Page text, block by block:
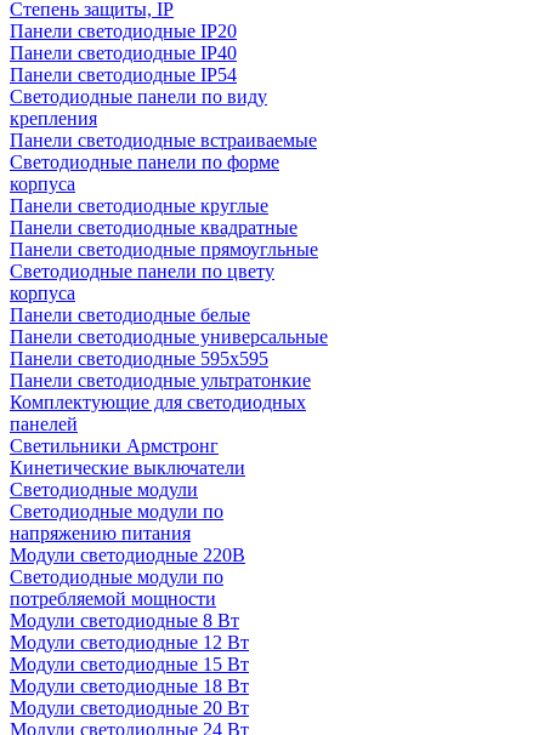
Степень защиты, IP
Панели светодиодные IP20
Панели светодиодные IP40
Панели светодиодные IP54
Светодиодные панели по виду
крепления
Панели светодиодные встраиваемые
Светодиодные панели по форме
корпуса
Панели светодиодные круглые
Панели светодиодные квадратные
Панели светодиодные прямоугльные
Светодиодные панели по цвету
корпуса
Панели светодиодные белые
Панели светодиодные универсальные
Панели светодиодные 595х595
Панели светодиодные ультратонкие
Комплектующие для светодиодных
панелей
Светильники Армстронг
Кинетические выключатели
Светодиодные модули
Светодиодные модули по
напряжению питания
Модули светодиодные 220В
Светодиодные модули по
потребляемой мощности
Модули светодиодные 8 Вт
Модули светодиодные 12 Вт
Модули светодиодные 15 Вт
Модули светодиодные 18 Вт
Модули светодиодные 20 Вт
Модули светодиодные 24 Вт